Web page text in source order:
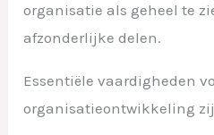
organisatie als geheel te
afzonderlijke delen.
Essentiële vaardigheden
organisatieontwikkeling